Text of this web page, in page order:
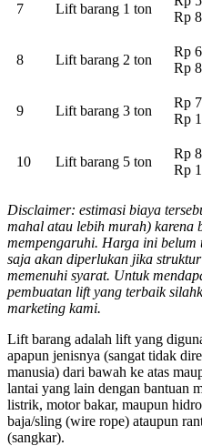
7 Lift barang 1 ton
Rp
8 Lift barang 2 ton
Rp
Rp
9 Lift barang 3 ton
Rp
Rp
10 Lift barang 5 ton
Rp
Rp
Disclaimer: estimasi biaya
mahal atau lebih murah) karena
mempengaruhi. Harga ini belum
saja akan diperlukan jika
memenuhi syarat. Untuk
pembuatan lift yang terbaik
marketing kami.
Lift barang adalah lift yang
apapun jenisnya (sangat tidak
manusia) dari bawah ke atas
lantai yang lain dengan bantuan
listrik, motor bakar, maupun
baja/sling (wire rope) ataupun
(sangkar).